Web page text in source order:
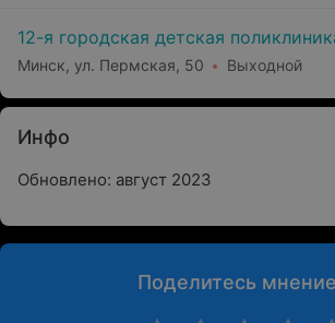
12-я городская детская
Минск, ул. Пермская, 50 Выходной
Инфо
Обновлено: август 2023
Поделитесь